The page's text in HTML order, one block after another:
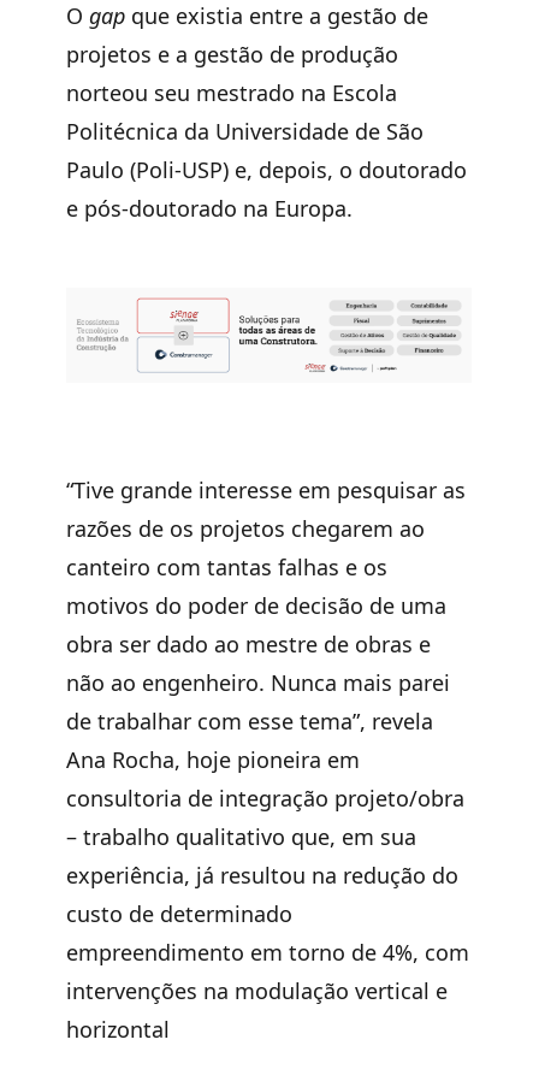
O gap que existia entre a gestão de
projetos e a gestão de produção
norteou seu mestrado na Escola
Politécnica da Universidade de São
Paulo (Poli-USP) e, depois, o doutorado
e pós-doutorado na Europa.
“Tive grande interesse em pesquisar as
razões de os projetos chegarem ao
canteiro com tantas falhas e os
motivos do poder de decisão de uma
obra ser dado ao mestre de obras e
não ao engenheiro. Nunca mais parei
de trabalhar com esse tema”, revela
Ana Rocha, hoje pioneira em
consultoria de integração projeto/obra
– trabalho qualitativo que, em sua
experiência, já resultou na redução do
custo de determinado
empreendimento em torno de 4%, com
intervenções na modulação vertical e
horizontal